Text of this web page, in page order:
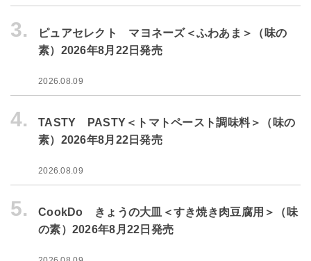
3.
ピュアセレクト マヨネーズ＜ふわあま＞（味の
素）2026年8月22日発売
2026.08.09
4.
TASTY PASTY＜トマトペースト調味料＞（味の
素）2026年8月22日発売
2026.08.09
5.
CookDo きょうの大皿＜すき焼き肉豆腐用＞（味
の素）2026年8月22日発売